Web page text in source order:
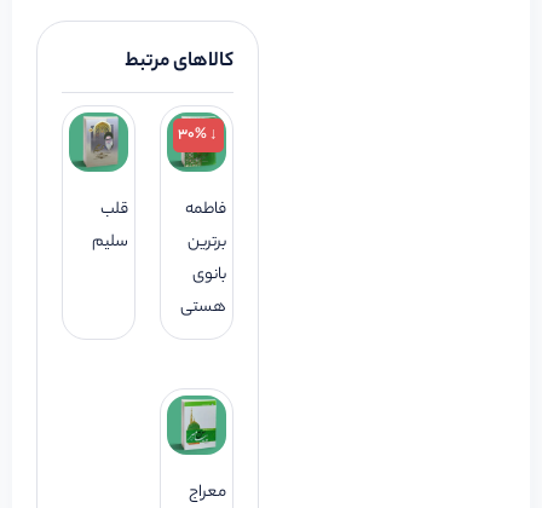
کالاهای مرتبط
↓ 30%
فاطمه
برترین
بانوی
هستی
قلب
سلیم
معراج